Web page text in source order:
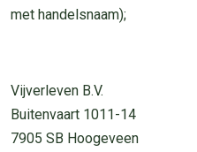
met handelsnaam);
Vijverleven B.V.
Buitenvaart 1011-14
7905 SB Hoogeveen